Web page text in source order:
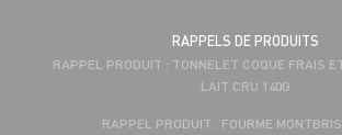
RAPPELS DE PRODUITS
RAPPEL PRODUIT : TONNELET COQUE FRAIS
LAIT CRU 140G
RAPPEL PRODUIT : FOURME